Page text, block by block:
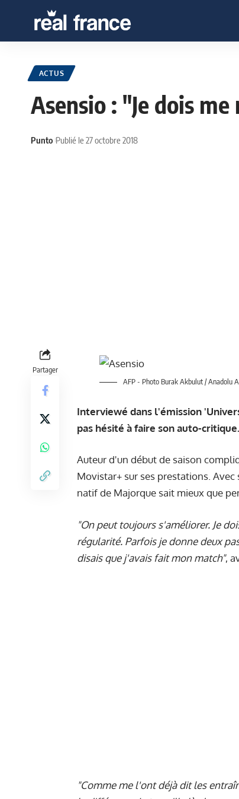
ACTUS
Asensio : "Je dois
Punto Publié le 27 octobre 2018
Partager
AFP - Photo Burak Akbulut / Anadolu
Interviewé dans l'émission
pas hésité à faire son auto-critique.
Auteur d'un début de saison
Movistar+ sur ses prestations.
natif de Majorque sait mieux que
"On peut toujours s'améliorer. Je
régularité. Parfois je donne deux
disais que j'avais fait mon match",
"Comme me l'ont déjà dit les